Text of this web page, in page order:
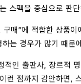
스펙을 중심으로 판
매”에 적합한 상품
는 경우가 많기 때
적인 출판사, 장르적
런 점까지 감안하면,